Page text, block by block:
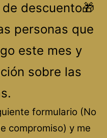
descuento🎁
personas que
este mes y
sobre las
formulario (No
compromiso) y me